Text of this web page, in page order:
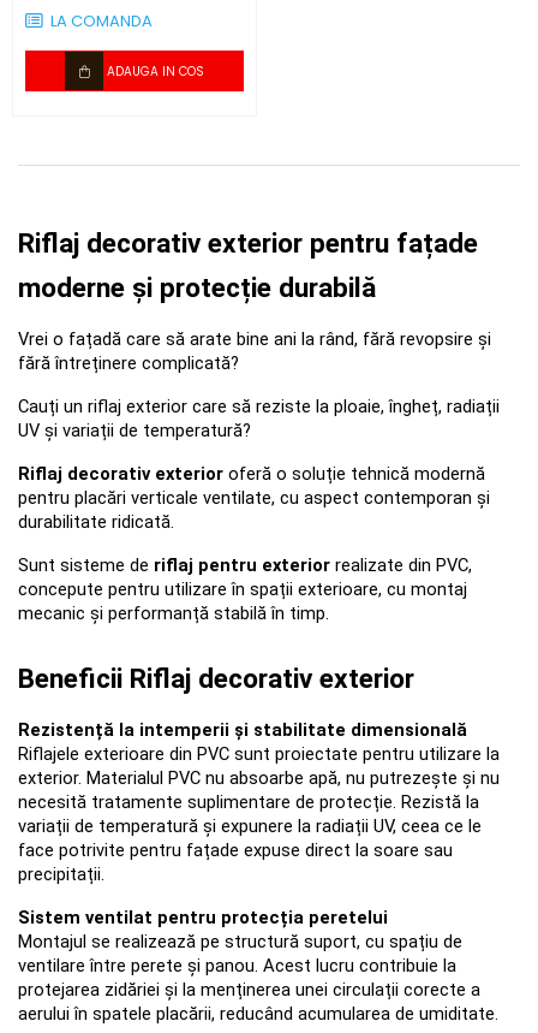
LA COMANDA
ADAUGA IN COS
Riflaj decorativ exterior pentru fațade
moderne și protecție durabilă
Vrei o fațadă care să arate bine ani la rând, fără revopsire și
fără întreținere complicată?
Cauți un riflaj exterior care să reziste la ploaie, îngheț, radiații
UV și variații de temperatură?
Riflaj decorativ exterior oferă o soluție tehnică modernă
pentru placări verticale ventilate, cu aspect contemporan și
durabilitate ridicată.
Sunt sisteme de riflaj pentru exterior realizate din PVC,
concepute pentru utilizare în spații exterioare, cu montaj
mecanic și performanță stabilă în timp.
Beneficii Riflaj decorativ exterior
Rezistență la intemperii și stabilitate dimensională
Riflajele exterioare din PVC sunt proiectate pentru utilizare la
exterior. Materialul PVC nu absoarbe apă, nu putrezește și nu
necesită tratamente suplimentare de protecție. Rezistă la
variații de temperatură și expunere la radiații UV, ceea ce le
face potrivite pentru fațade expuse direct la soare sau
precipitații.
Sistem ventilat pentru protecția peretelui
Montajul se realizează pe structură suport, cu spațiu de
ventilare între perete și panou. Acest lucru contribuie la
protejarea zidăriei și la menținerea unei circulații corecte a
aerului în spatele placării, reducând acumularea de umiditate.